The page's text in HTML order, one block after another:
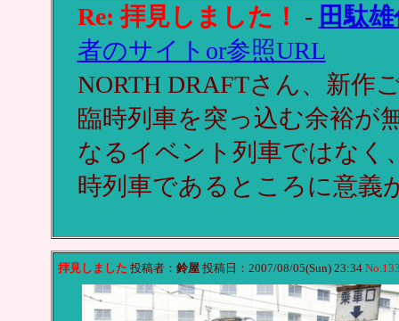
Re: 拝見しました！ - 田駄
者のサイトor参照URL
NORTH DRAFTさん、新作
臨時列車を突っ込む余裕が
なるイベント列車ではなく
時列車であるところに意義
拝見しました 投稿者： 鈴屋投稿日：2007/08/05(Sun) 23:34